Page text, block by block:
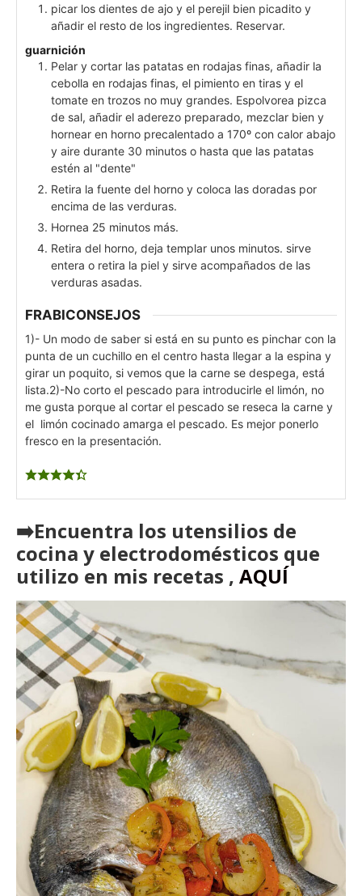
picar los dientes de ajo y el perejil bien picadito y
añadir el resto de los ingredientes. Reservar.
guarnición
Pelar y cortar las patatas en rodajas finas, añadir la
cebolla en rodajas finas, el pimiento en tiras y el
tomate en trozos no muy grandes. Espolvorea pizca
de sal, añadir el aderezo preparado, mezclar bien y
hornear en horno precalentado a 170º con calor abajo
y aire durante 30 minutos o hasta que las patatas
estén al "dente"
Retira la fuente del horno y coloca las doradas por
encima de las verduras.
Hornea 25 minutos más.
Retira del horno, deja templar unos minutos. sirve
entera o retira la piel y sirve acompañados de las
verduras asadas.
FRABICONSEJOS
1)- Un modo de saber si está en su punto es pinchar con la
punta de un cuchillo en el centro hasta llegar a la espina y
girar un poquito, si vemos que la carne se despega, está
lista.2)-No corto el pescado para introducirle el limón, no
me gusta porque al cortar el pescado se reseca la carne y
el limón cocinado amarga el pescado. Es mejor ponerlo
fresco en la presentación.
➡️Encuentra los utensilios de
cocina y electrodomésticos que
utilizo en mis recetas , AQUÍ